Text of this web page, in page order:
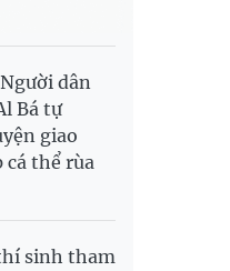
Người dân
Bá tự
giao
cá thể rùa
sinh tham